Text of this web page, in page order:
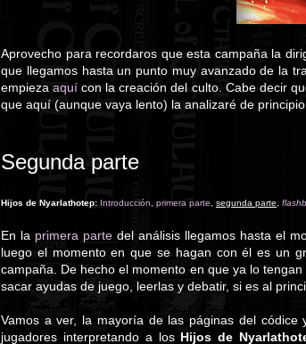
Aprovecho para recordaros que esta campaña la
que llegamos hasta un punto muy avanzado de la
empiezaaquí con la creación del culto. Cabe decir
que aquí (aunque vaya lento) la analizaré de principio
Segunda parte
Hijos de Nyarlathotep: Introducción primera parte segunda parte
En la primera parte del análisis llegamos hasta el
luego el momento en que se hagan con él es un
campaña. De hecho el momento en que ya lo
sacar ayudas de juego, leerlas y debatir, si es al
Vamos a ver, la mayoría de las páginas del
jugadores interpretando a los Hijos de